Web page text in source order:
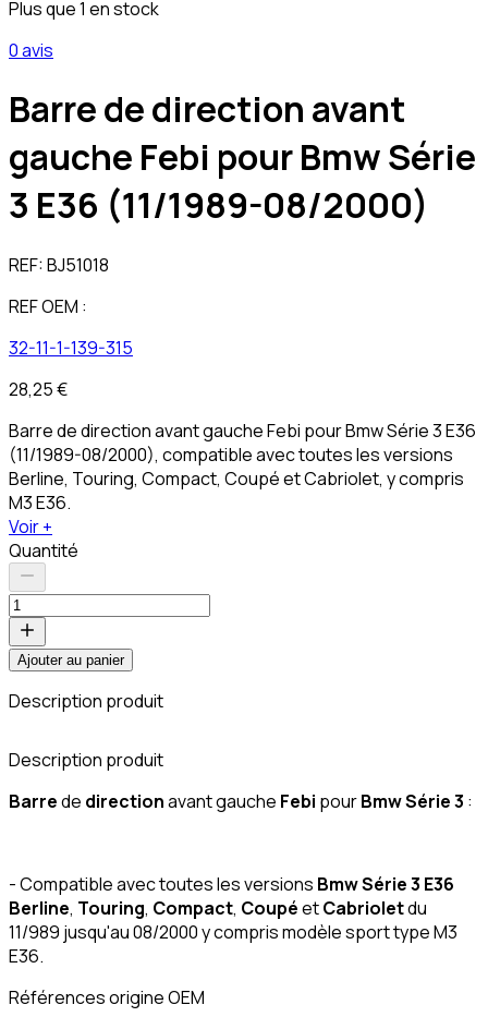
Plus que 1 en stock
0 avis
Barre de direction avant
gauche Febi pour Bmw Série
3 E36 (11/1989-08/2000)
REF:BJ51018
REF OEM :
32-11-1-139-315
28,25 €
Barre de direction avant gauche Febi pour Bmw Série 3 E36
(11/1989-08/2000), compatible avec toutes les versions
Berline, Touring, Compact, Coupé et Cabriolet, y compris
M3 E36.
Voir +
Quantité
Ajouter au panier
Description produit
Description produit
Barrede directionavant gauche Febi pourBmw Série 3 :
- Compatible avec toutes les versions Bmw Série 3 E36
Berline, Touring, Compact, CoupéetCabrioletdu
11/989 jusqu'au 08/2000 y compris modèle sport type M3
E36.
Références origine OEM